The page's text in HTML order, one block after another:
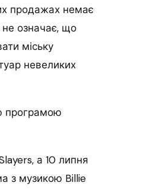
продажах немає
не означає, що
міську
невеликих
програмою
а 10 липня
з музикою Billie